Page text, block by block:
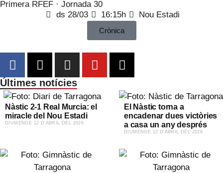
Primera RFEF · Jornada 30
ds 28/03
16:15h Nou Estadi
Crònica
Últimes notícies
Nàstic 2-1 Real Murcia: el
miracle del Nou Estadi
​DIUMENGE 12 D'ABRIL DEL 2026
El Nàstic torna a
encadenar dues victòries
a casa un any després
​DIUMENGE 12 D'ABRIL DEL 2026